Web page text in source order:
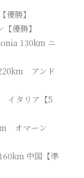
勝】
優勝】
130km ニ
アンド
タリア【5
オマーン
中国【準